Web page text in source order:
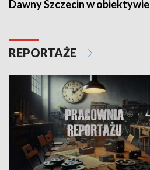
Dawny Szczecin w obiektywie
REPORTAŻE